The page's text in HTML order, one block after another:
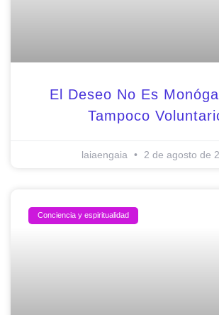
El Deseo No Es
Tampoco
laiaengaia 2 de agosto de
Conciencia y espiritualidad